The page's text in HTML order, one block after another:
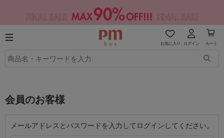
お気に入り ログイン カート
会員のお客様
メールアドレスとパスワードを入力してログインしてください。